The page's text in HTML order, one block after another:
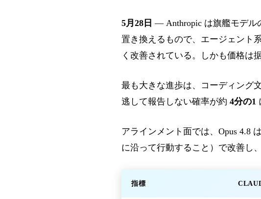
5月28日 — Anthropic は旗艦モデル
置き換えるもので、エージェント
く改善されている。しかも価格は
最も大きな進歩は、コーディング
逃して報告しない確率が約 4分の1
アラインメント面では、Opus 4.8
に沿って行動すること）で改善し
指標